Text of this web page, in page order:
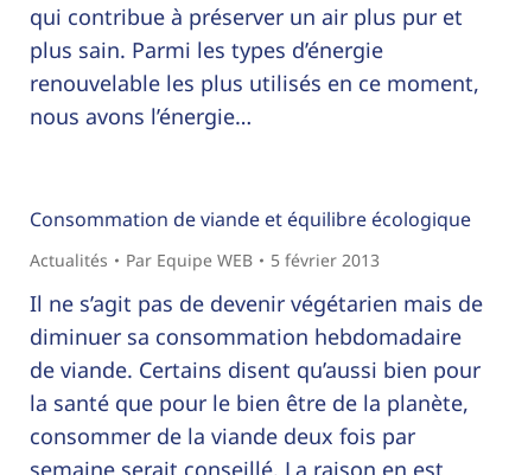
qui contribue à préserver un air plus pur et
plus sain. Parmi les types d’énergie
renouvelable les plus utilisés en ce moment,
nous avons l’énergie…
Consommation de viande et équilibre écologique
Actualités Par Equipe WEB 5 février 2013
Il ne s’agit pas de devenir végétarien mais de
diminuer sa consommation hebdomadaire
de viande. Certains disent qu’aussi bien pour
la santé que pour le bien être de la planète,
consommer de la viande deux fois par
semaine serait conseillé. La raison en est